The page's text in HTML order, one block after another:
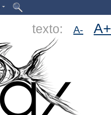
texto: A- A+